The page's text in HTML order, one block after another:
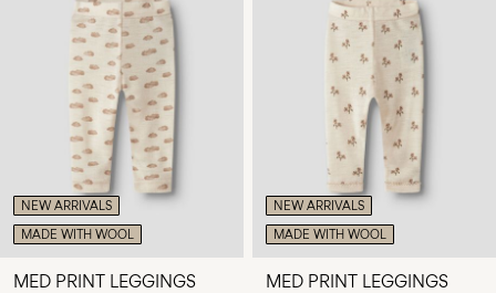
NEW ARRIVALS
MADE WITH WOOL
MED PRINT LEGGINGS
NEW ARRIVALS
MADE WITH WOOL
MED PRINT LEGGINGS